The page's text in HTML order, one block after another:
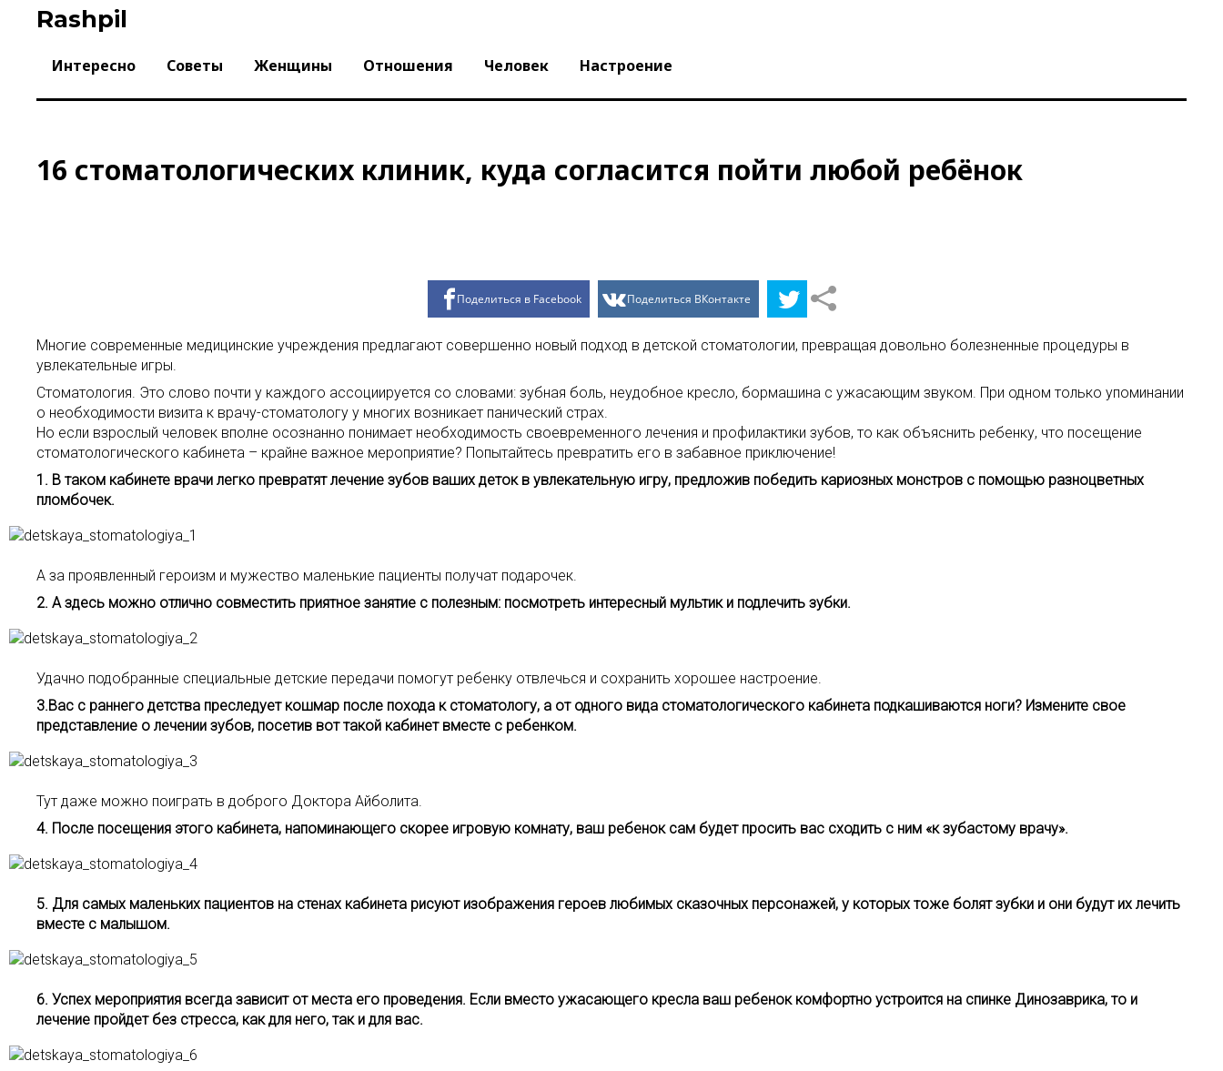
Rashpil
Интересно Советы Женщины Отношения Человек Настроение
16 стоматологических клиник, куда согласится пойти любой ребёнок
Поделиться в Facebook Поделиться ВКонтакте
Многие современные медицинские учреждения предлагают совершенно новый подход в детской стоматологии, превращая довольно болезненные процедуры в
увлекательные игры.
Стоматология. Это слово почти у каждого ассоциируется со словами: зубная боль, неудобное кресло, бормашина с ужасающим звуком. При одном только упоминании
о необходимости визита к врачу-стоматологу у многих возникает панический страх.
Но если взрослый человек вполне осознанно понимает необходимость своевременного лечения и профилактики зубов, то как объяснить ребенку, что посещение
стоматологического кабинета – крайне важное мероприятие? Попытайтесь превратить его в забавное приключение!
1. В таком кабинете врачи легко превратят лечение зубов ваших деток в увлекательную игру, предложив победить кариозных монстров с помощью разноцветных
пломбочек.
А за проявленный героизм и мужество маленькие пациенты получат подарочек.
2. А здесь можно отлично совместить приятное занятие с полезным: посмотреть интересный мультик и подлечить зубки.
Удачно подобранные специальные детские передачи помогут ребенку отвлечься и сохранить хорошее настроение.
3.Вас с раннего детства преследует кошмар после похода к стоматологу, а от одного вида стоматологического кабинета подкашиваются ноги? Измените свое
представление о лечении зубов, посетив вот такой кабинет вместе с ребенком.
Тут даже можно поиграть в доброго Доктора Айболита.
4. После посещения этого кабинета, напоминающего скорее игровую комнату, ваш ребенок сам будет просить вас сходить с ним «к зубастому врачу».
5. Для самых маленьких пациентов на стенах кабинета рисуют изображения героев любимых сказочных персонажей, у которых тоже болят зубки и они будут их лечить
вместе с малышом.
6. Успех мероприятия всегда зависит от места его проведения. Если вместо ужасающего кресла ваш ребенок комфортно устроится на спинке Динозаврика, то и
лечение пройдет без стресса, как для него, так и для вас.